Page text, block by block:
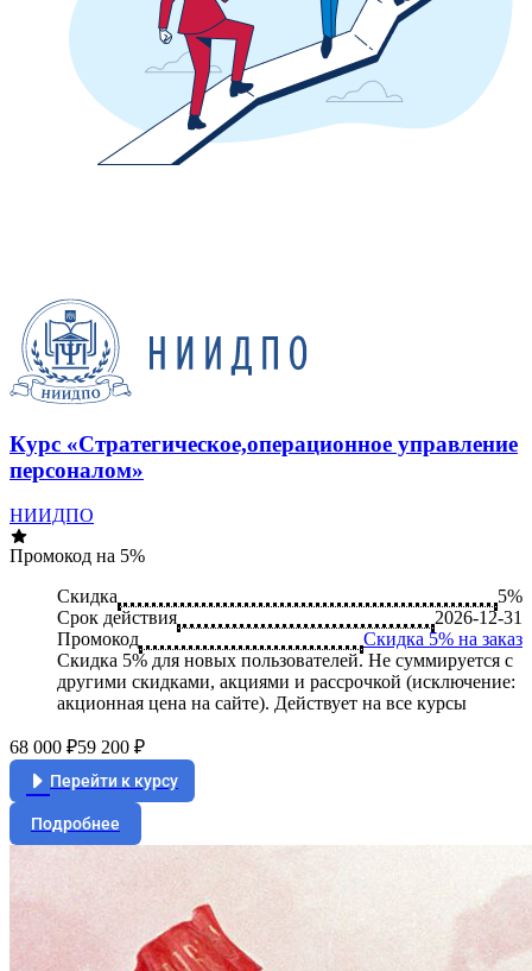
Курс «Стратегическое,операционное управление
персоналом»
НИИДПО
Промокод на 5%
Скидка
5%
Срок действия
2026-12-31
Промокод
Скидка 5% на заказ
Скидка 5% для новых пользователей. Не суммируется c
другими скидками, акциями и рассрочкой (исключение:
акционная цена на сайте). Действует на все курсы
68 000 ₽59 200 ₽
Перейти к курсу
Подробнее